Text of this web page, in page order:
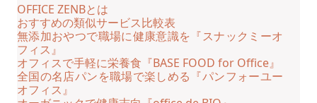
OFFICE ZENBとは
おすすめの類似サービス比較表
無添加おやつで職場に健康意識を『スナックミーオ
フィス』
オフィスで手軽に栄養食『BASE FOOD for Office』
全国の名店パンを職場で楽しめる『パンフォーユー
オフィス』